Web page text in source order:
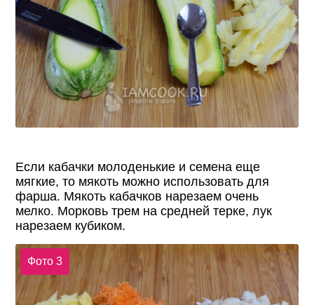
Если кабачки молоденькие и семена еще
мягкие, то мякоть можно использовать для
фарша. Мякоть кабачков нарезаем очень
мелко. Морковь трем на средней терке, лук
нарезаем кубиком.
Фото 3